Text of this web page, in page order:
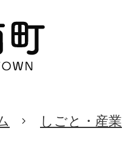
しごと・産業